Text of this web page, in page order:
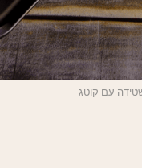
עם קוטג